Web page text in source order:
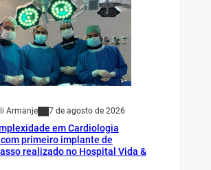
Armanje 7 de agosto de 2026
em Cardiologia
primeiro implante de
realizado no Hospital Vida &